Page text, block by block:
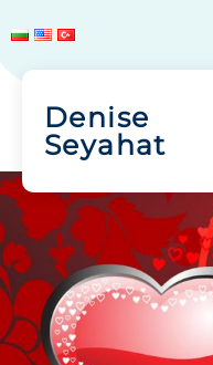
Denise
Seyahat